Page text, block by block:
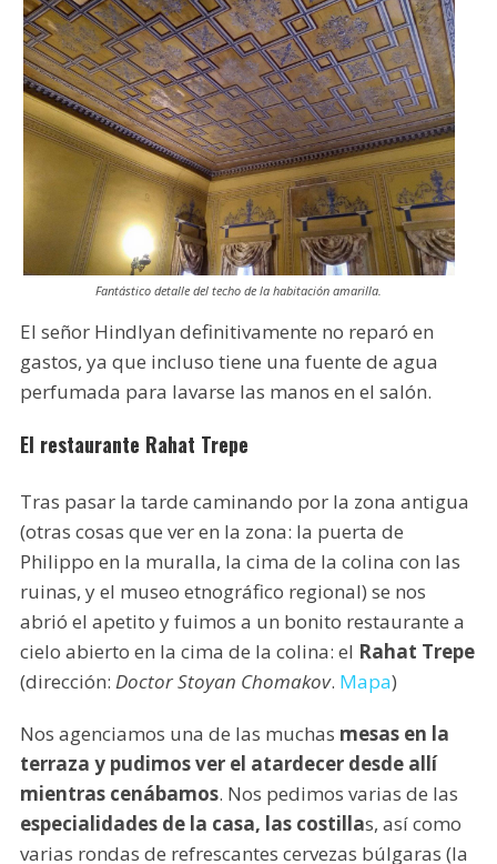
Fantástico detalle del techo de la habitación amarilla.
El señor Hindlyan definitivamente no reparó en
gastos, ya que incluso tiene una fuente de agua
perfumada para lavarse las manos en el salón.
El restaurante Rahat Trepe
Tras pasar la tarde caminando por la zona antigua
(otras cosas que ver en la zona: la puerta de
Philippo en la muralla, la cima de la colina con las
ruinas, y el museo etnográfico regional) se nos
abrió el apetito y fuimos a un bonito restaurante a
cielo abierto en la cima de la colina: el Rahat Trepe
(dirección: Doctor Stoyan Chomakov. Mapa)
Nos agenciamos una de las muchas mesas en la
terraza y pudimos ver el atardecer desde allí
mientras cenábamos. Nos pedimos varias de las
especialidades de la casa, las costillas, así como
varias rondas de refrescantes cervezas búlgaras (la